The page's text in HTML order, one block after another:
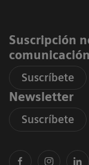
Suscripción
comunicación
Suscríbete
Newsletter
Suscríbete